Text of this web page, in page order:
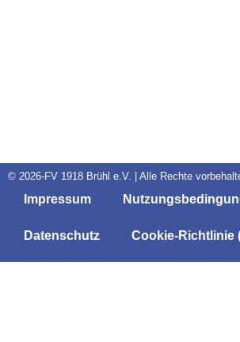
© 2026-FV 1918 Brühl e.V. | Alle Rechte
Impressum
Datenschutz Cookie-Richtlinie